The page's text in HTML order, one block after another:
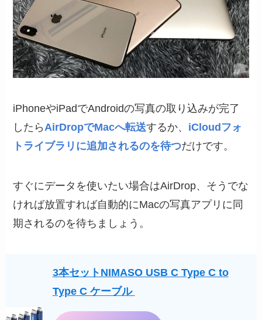
iPhoneやiPadでAndroidの写真の取り込みが完了
したら AirDropでMacへ転送するか、 iCloudフォ
トライブラリに追加されるのを待つだけです。
すぐにデータを使いたい場合はAirDrop、そうでな
ければ放置すれば自動的にMacの写真アプリに同
期されるのを待ちましょう。
3本セットNIMASO USB C Type C to
Type C ケーブル